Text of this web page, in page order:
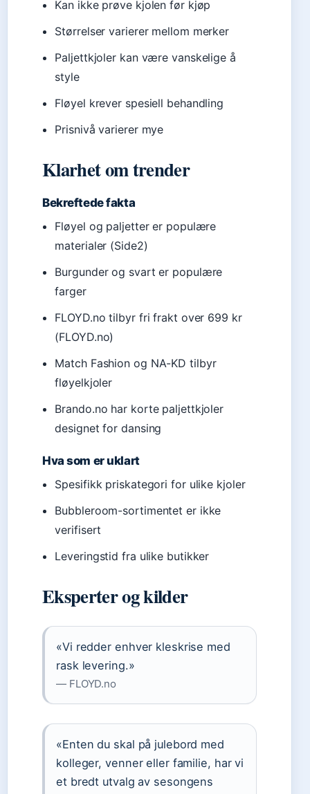
Kan ikke prøve kjolen før kjøp
Størrelser varierer mellom merker
Paljettkjoler kan være vanskelige å
style
Fløyel krever spesiell behandling
Prisnivå varierer mye
Klarhet om trender
Bekreftede fakta
Fløyel og paljetter er populære
materialer (Side2)
Burgunder og svart er populære
farger
FLOYD.no tilbyr fri frakt over 699 kr
(FLOYD.no)
Match Fashion og NA-KD tilbyr
fløyelkjoler
Brando.no har korte paljettkjoler
designet for dansing
Hva som er uklart
Spesifikk priskategori for ulike kjoler
Bubbleroom-sortimentet er ikke
verifisert
Leveringstid fra ulike butikker
Eksperter og kilder
«Vi redder enhver kleskrise med
rask levering.»
— FLOYD.no
«Enten du skal på julebord med
kolleger, venner eller familie, har vi
et bredt utvalg av sesongens